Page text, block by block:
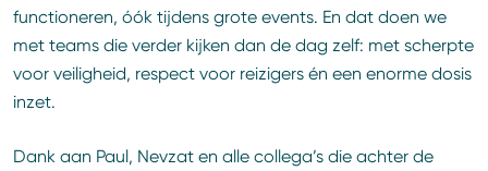
functioneren, óók tijdens grote events. En dat doen we
met teams die verder kijken dan de dag zelf: met scherpte
voor veiligheid, respect voor reizigers én een enorme dosis
inzet.
Dank aan Paul, Nevzat en alle collega’s die achter de